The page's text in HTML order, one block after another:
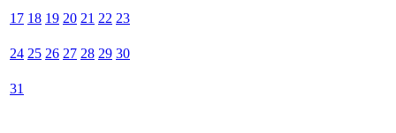
17 18 19 20 21 22 23
24 25 26 27 28 29 30
31